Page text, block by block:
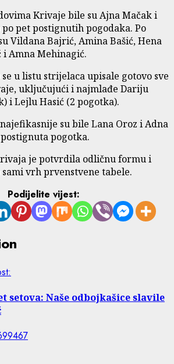
Krivaje bile su Ajna Mačak i
pet postignutih pogodaka. Po
Vildana Bajrić, Amina Bašić, Hena
Amna Mehinagić.
u listu strijelaca upisale gotovo sve
uključujući i najmlađe Dariju
i Lejlu Hasić (2 pogotka).
su bile Lana Oroz i Adna
pogotka.
je potvrdila odličnu formu i
vrh prvenstvene tabele.
Podijelite vijest:
setova: Naše odbojkašice slavile